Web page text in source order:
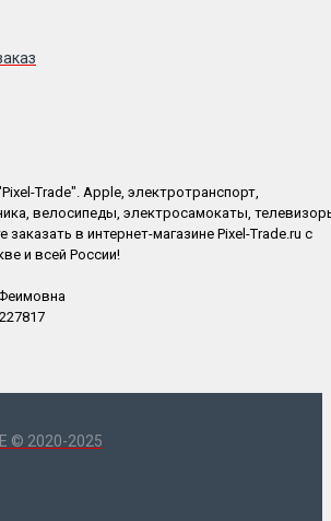
Trade". Apple, электротранспорт,
велосипеды, электросамокаты,
в интернет-магазине Pixel-Trade.ru с
и всей России!
© 2020-2025